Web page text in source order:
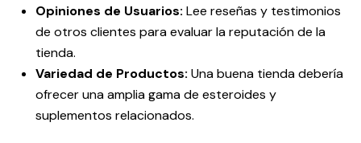
Opiniones de Usuarios: Lee reseñas y testimonios
de otros clientes para evaluar la reputación de la
tienda.
Variedad de Productos: Una buena tienda debería
ofrecer una amplia gama de esteroides y
suplementos relacionados.